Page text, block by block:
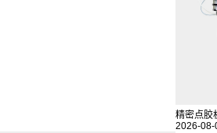
精密点胶
2026-08-